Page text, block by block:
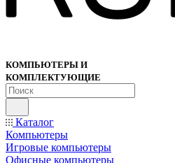
КОМПЬЮТЕРЫ И
КОМПЛЕКТУЮЩИЕ
Каталог
Компьютеры
Игровые компьютеры
Офисные компьютеры